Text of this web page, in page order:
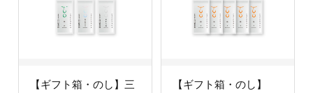
【ギフト箱・のし】三
【ギフト箱・のし】